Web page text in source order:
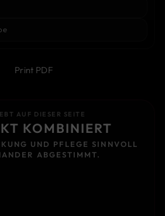
Print PDF
AUF DIESER SEITE
KOMBINIERT
UND PFLEGE SINNVOLL
ABGESTIMMT.